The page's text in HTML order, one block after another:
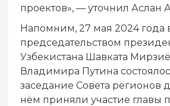
проектов», — уточнил Аслан
Напомним, 27 мая 2024 года
председательством
Узбекистана Шавката
Владимира Путина
заседание Совета регионов
нём приняли участие главы